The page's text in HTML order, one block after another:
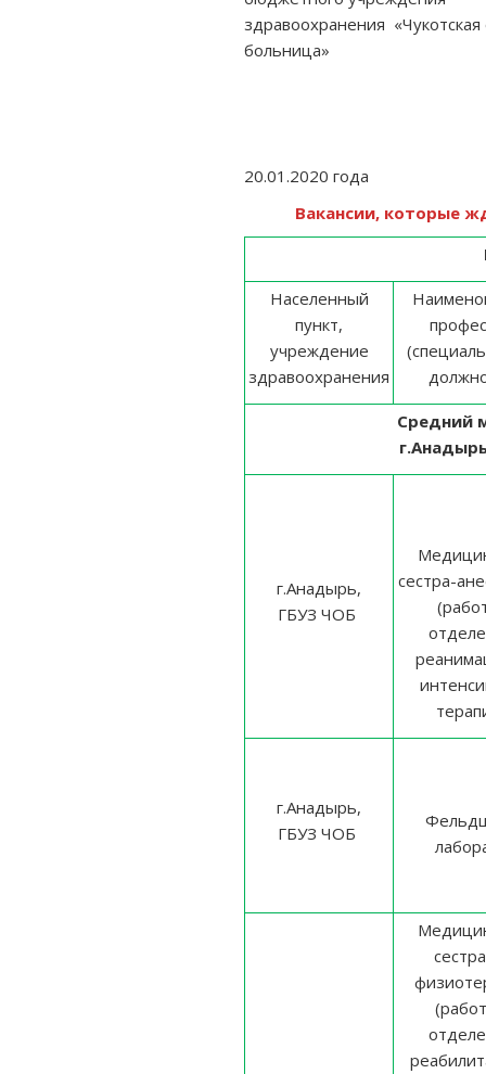
здравоохранения
больница»
20.01.2020 года
Вакансии, которые
Населенный
пункт,
учреждение
здравоохранения
Средний
г.Анадырь,
ГБУЗ ЧОБ
сестра-
г.Анадырь,
ГБУЗ ЧОБ